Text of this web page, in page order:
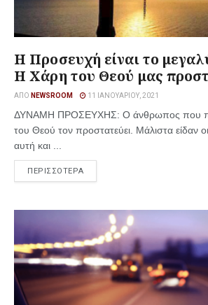
Η Προσευχή είναι το
Η Χάρη του Θεού μας
ΑΠΌ NEWSROOM 11 ΙΑΝΟΥΑΡΊΟΥ, 2021
ΔΥΝΑΜΗ ΠΡΟΣΕΥΧΗΣ: Ο άνθρωπος που
του Θεού τον προστατεύει. Μάλιστα είδαν
αυτή και ...
ΠΕΡΙΣΣΟΤΕΡΑ